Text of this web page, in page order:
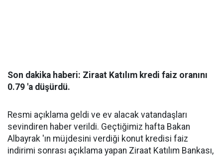
Son dakika haberi: Ziraat Katılım kredi faiz oranını
0.79 'a düşürdü.
Resmi açıklama geldi ve ev alacak vatandaşları
sevindiren haber verildi. Geçtiğimiz hafta Bakan
Albayrak 'ın müjdesini verdiği konut kredisi faiz
indirimi sonrası açıklama yapan Ziraat Katılım Bankası,